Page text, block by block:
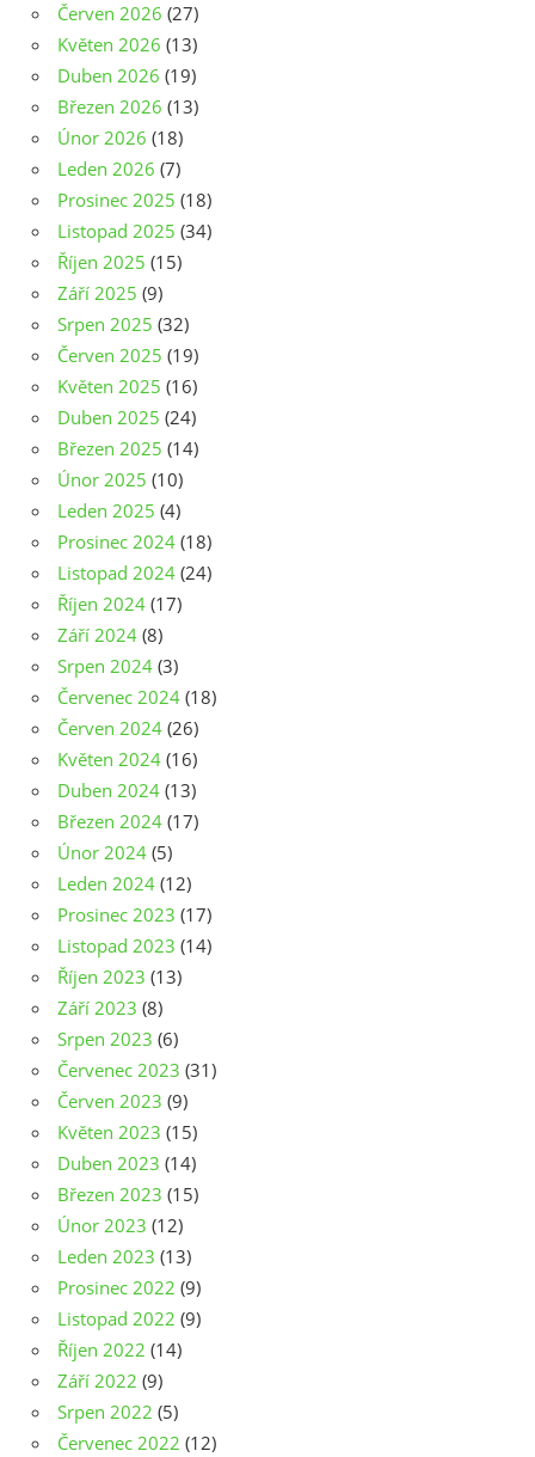
Červen 2026 (27)
Květen 2026 (13)
Duben 2026 (19)
Březen 2026 (13)
Únor 2026 (18)
Leden 2026 (7)
Prosinec 2025 (18)
Listopad 2025 (34)
Říjen 2025 (15)
Září 2025 (9)
Srpen 2025 (32)
Červen 2025 (19)
Květen 2025 (16)
Duben 2025 (24)
Březen 2025 (14)
Únor 2025 (10)
Leden 2025 (4)
Prosinec 2024 (18)
Listopad 2024 (24)
Říjen 2024 (17)
Září 2024 (8)
Srpen 2024 (3)
Červenec 2024 (18)
Červen 2024 (26)
Květen 2024 (16)
Duben 2024 (13)
Březen 2024 (17)
Únor 2024 (5)
Leden 2024 (12)
Prosinec 2023 (17)
Listopad 2023 (14)
Říjen 2023 (13)
Září 2023 (8)
Srpen 2023 (6)
Červenec 2023 (31)
Červen 2023 (9)
Květen 2023 (15)
Duben 2023 (14)
Březen 2023 (15)
Únor 2023 (12)
Leden 2023 (13)
Prosinec 2022 (9)
Listopad 2022 (9)
Říjen 2022 (14)
Září 2022 (9)
Srpen 2022 (5)
Červenec 2022 (12)